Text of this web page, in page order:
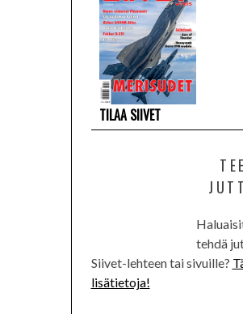
TILAA SIIVET
TEE
tehdä
Siivet-lehteen tai sivuille?
lisätietoja!